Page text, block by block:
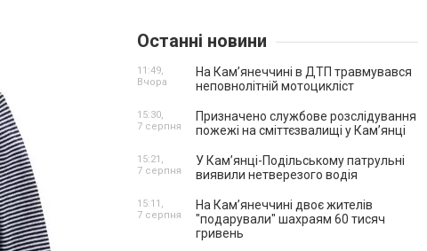
Останні новини
На Кам’янеччині в ДТП травмувався
неповнолітній мотоцикліст
11:49,
Вчора
Призначено службове розслідування
пожежі на сміттєзвалищі у Кам’янці
15:30,
7 серпня
У Кам’янці-Подільському патрульні
виявили нетверезого водія
15:21,
7 серпня
На Камʼянеччині двоє жителів
"подарували" шахраям 60 тисяч
гривень
15:11,
7 серпня